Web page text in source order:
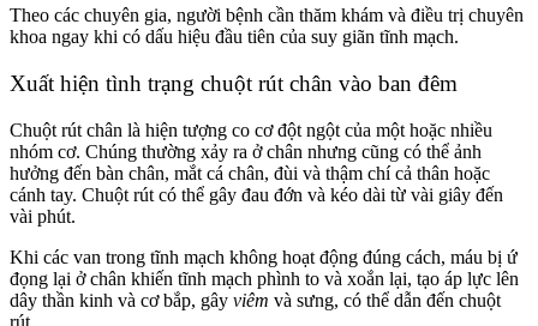
Theo các chuyên gia, người bệnh cần thăm khám và điều trị chuyên
khoa ngay khi có dấu hiệu đầu tiên của suy giãn tĩnh mạch.
Xuất hiện tình trạng chuột rút chân vào ban đêm
Chuột rút chân là hiện tượng co cơ đột ngột của một hoặc nhiều
nhóm cơ. Chúng thường xảy ra ở chân nhưng cũng có thể ảnh
hưởng đến bàn chân, mắt cá chân, đùi và thậm chí cả thân hoặc
cánh tay. Chuột rút có thể gây đau đớn và kéo dài từ vài giây đến
vài phút.
Khi các van trong tĩnh mạch không hoạt động đúng cách, máu bị ứ
đọng lại ở chân khiến tĩnh mạch phình to và xoắn lại, tạo áp lực lên
dây thần kinh và cơ bắp, gây viêm và sưng, có thể dẫn đến chuột
rút.